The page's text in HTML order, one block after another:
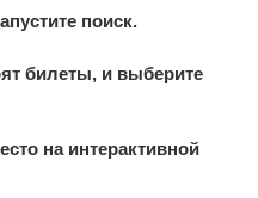
поиск.
билеты, и выберите
на интерактивной